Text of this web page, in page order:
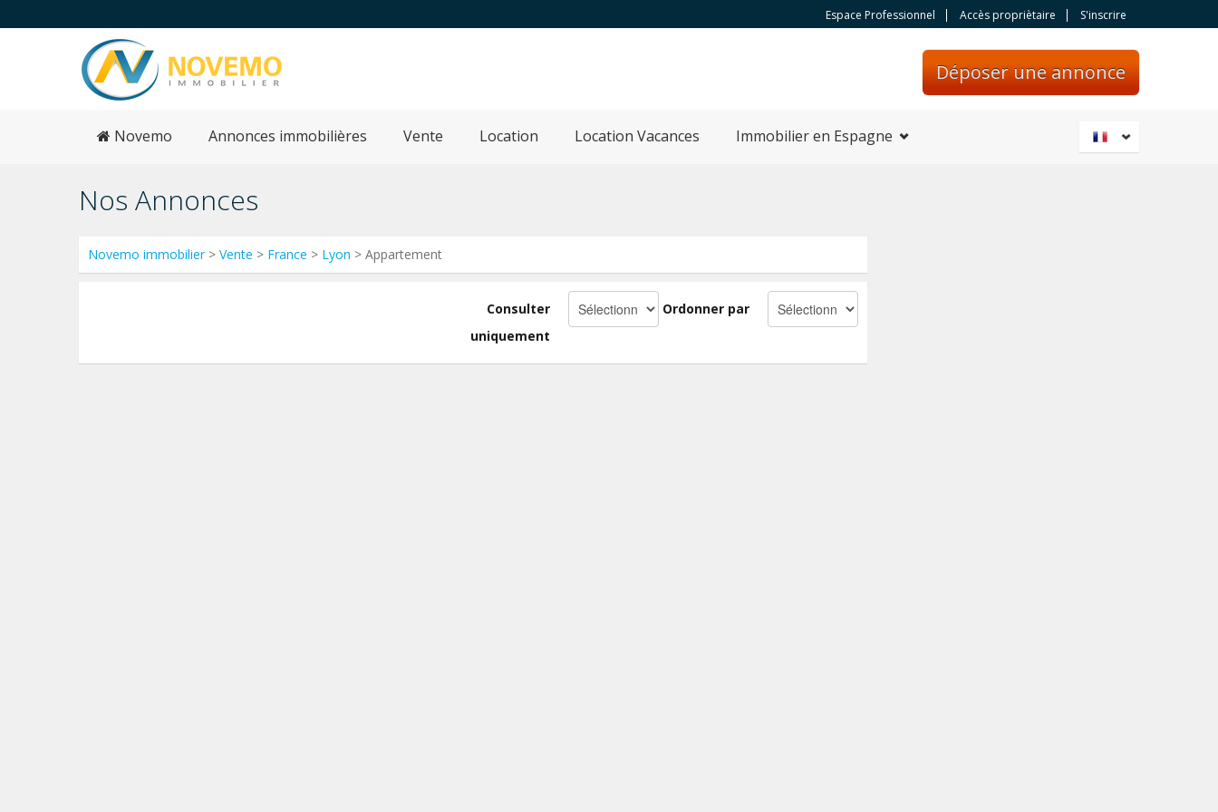
Espace Professionnel Accès propriètaire S'inscrire
Déposer une annonce
Novemo Annonces immobilières Vente Location Location Vacances Immobilier en Espagne
Nos Annonces
Novemo immobilier> Vente > France > Lyon > Appartement
Ordonner par
Consulter
uniquement